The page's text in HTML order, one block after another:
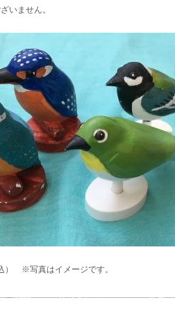
いません。
） ※写真はイメージです。